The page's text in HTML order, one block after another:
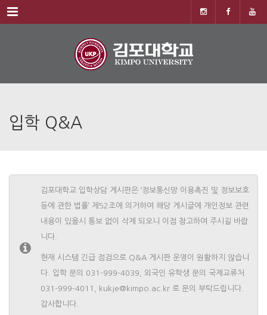
Menu
입학 Q&A
김포대학교 입학상담 게시판은 ‘정보통신망 이용촉진 및 정보보호
등에 관한 법률’ 제52조에 의거하여 해당 게시글에 개인정보 관련
내용이 있을시 통보 없이 삭제 되오니 이점 참고하여 주시길 바랍
니다.
현재 시스템 긴급 점검으로 Q&A 게시판 운영이 원활하지 않습니
다. 입학 문의 031-999-4039, 외국인 유학생 문의 국제교류처
031-999-4011, kukje@kimpo.ac.kr 로 문의 부탁드립니다.
감사합니다.